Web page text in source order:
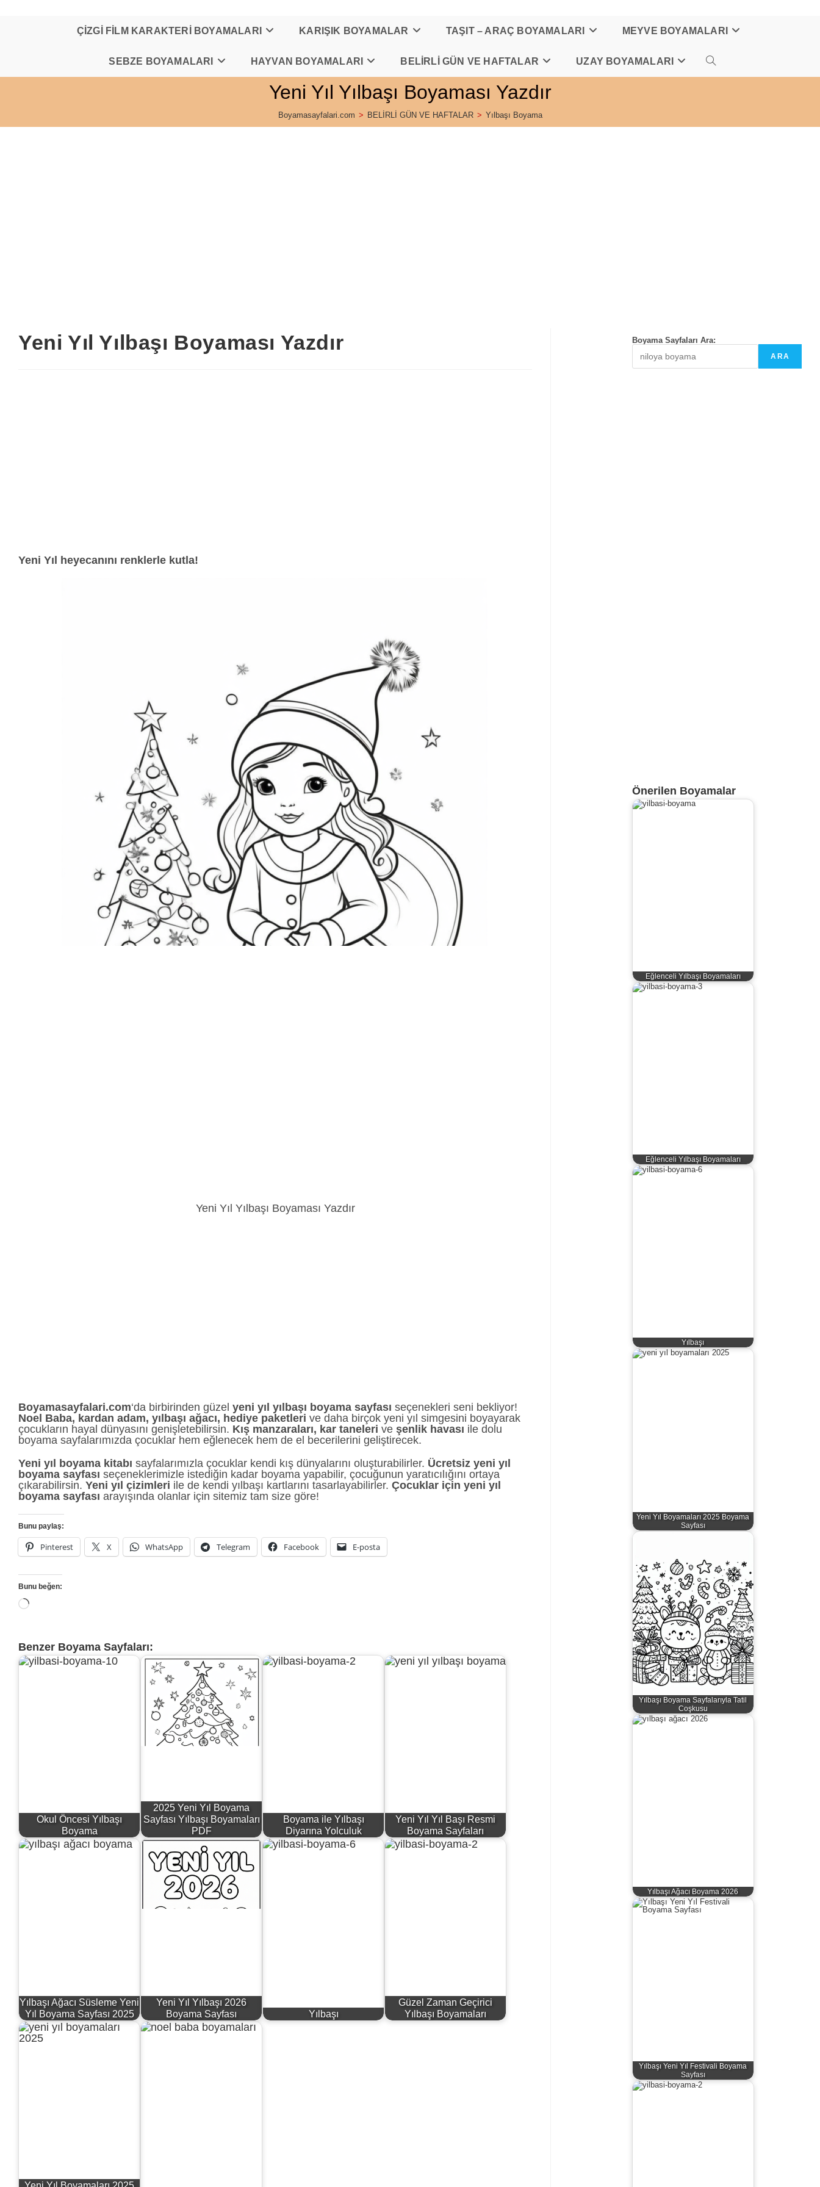
ÇİZGİ FİLM KARAKTERİ BOYAMALARI KARIŞIK BOYAMALAR TAŞIT – ARAÇ BOYAMALARI MEYVE BOYAMALARI
SEBZE BOYAMALARI HAYVAN BOYAMALARI BELİRLİ GÜN VE HAFTALAR UZAY BOYAMALARI TOGGLE
Yeni Yıl Yılbaşı Boyaması Yazdır
Boyamasayfalari.com > BELİRLİ GÜN VE HAFTALAR > Yılbaşı Boyama
Yeni Yıl Yılbaşı Boyaması Yazdır
Yeni Yıl heyecanını renklerle kutla!
Yeni Yıl Yılbaşı Boyaması Yazdır
Boyamasayfalari.com‘da birbirinden güzel yeni yıl yılbaşı boyama sayfası seçenekleri seni bekliyor!
Noel Baba, kardan adam, yılbaşı ağacı, hediye paketleri ve daha birçok yeni yıl simgesini boyayarak
çocukların hayal dünyasını genişletebilirsin. Kış manzaraları, kar taneleri ve şenlik havası ile dolu
boyama sayfalarımızda çocuklar hem eğlenecek hem de el becerilerini geliştirecek.
Yeni yıl boyama kitabı sayfalarımızla çocuklar kendi kış dünyalarını oluşturabilirler. Ücretsiz yeni yıl
boyama sayfası seçeneklerimizle istediğin kadar boyama yapabilir, çocuğunun yaratıcılığını ortaya
çıkarabilirsin. Yeni yıl çizimleri ile de kendi yılbaşı kartlarını tasarlayabilirler. Çocuklar için yeni yıl
boyama sayfası arayışında olanlar için sitemiz tam size göre!
Bunu paylaş:
Pinterest X WhatsApp Telegram Facebook E-posta
Bunu beğen:
Yükleniyor...
Benzer Boyama Sayfaları:
Okul Öncesi Yılbaşı
Boyama
2025 Yeni Yıl Boyama
Sayfası Yılbaşı Boyamaları
PDF
Boyama ile Yılbaşı
Diyarına Yolculuk
Yeni Yıl Yıl Başı Resmi
Boyama Sayfaları
Yılbaşı Ağacı Süsleme Yeni
Yıl Boyama Sayfası 2025
Yeni Yıl Yılbaşı 2026
Boyama Sayfası
Yılbaşı
Güzel Zaman Geçirici
Yılbaşı Boyamaları
Boyama Sayfaları Ara:
ARA
Önerilen Boyamalar
Eğlenceli Yılbaşı Boyamaları
Eğlenceli Yılbaşı Boyamaları
Yılbaşı
Yeni Yıl Boyamaları 2025 Boyama
Sayfası
Yılbaşı Boyama Sayfalarıyla Tatil
Coşkusu
Yılbaşı Ağacı Boyama 2026
Yılbaşı Yeni Yıl Festivali Boyama
Sayfası